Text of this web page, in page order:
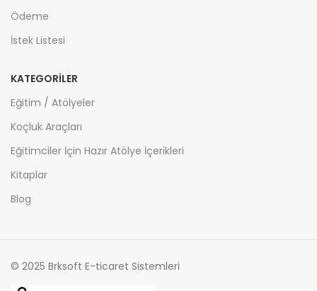
Ödeme
İstek Listesi
KATEGORİLER
Eğitim / Atölyeler
Koçluk Araçları
Eğitimciler İçin Hazır Atölye İçerikleri
Kitaplar
Blog
© 2025 Brksoft E-ticaret Sistemleri